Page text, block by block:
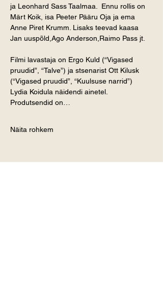
ja Leonhard Sass Taalmaa.  Ennu rollis on
Märt Koik, isa Peeter Pääru Oja ja ema
Anne Piret Krumm. Lisaks teevad kaasa
Jan uuspõld,Ago Anderson,Raimo Pass jt.
Filmi lavastaja on Ergo Kuld (“Vigased
pruudid”, “Talve”) ja stsenarist Ott Kilusk
(“Vigased pruudid”, “Kuulsuse narrid”)
Lydia Koidula näidendi ainetel.
Produtsendid on…
Näita rohkem